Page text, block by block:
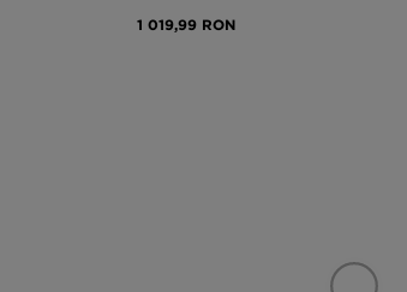
1 019,99 RON